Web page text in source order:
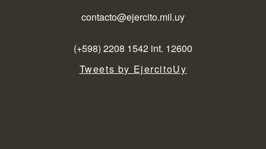
contacto@ejercito.mil.uy
(+598) 2208 1542 int. 12600
Tweets by EjercitoUy